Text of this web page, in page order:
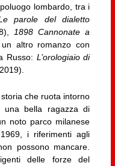
lombardo, tra i
parole del dialetto
1898 Cannonate a
altro romanzo con
Russo: L’orologiaio di
che ruota intorno
una bella ragazza di
noto parco milanese
i riferimenti agli
possono mancare.
delle forze del